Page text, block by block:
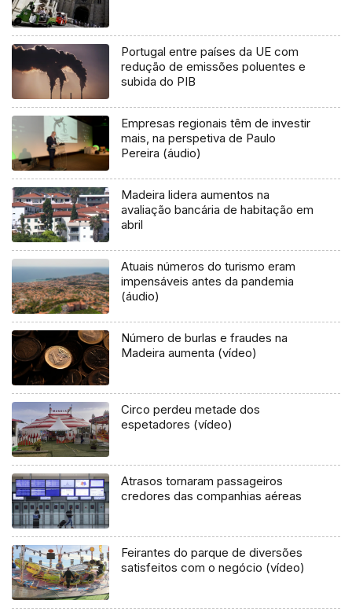
Portugal entre países da UE com
redução de emissões poluentes e
subida do PIB
Empresas regionais têm de investir
mais, na perspetiva de Paulo
Pereira (áudio)
Madeira lidera aumentos na
avaliação bancária de habitação em
abril
Atuais números do turismo eram
impensáveis antes da pandemia
(áudio)
Número de burlas e fraudes na
Madeira aumenta (vídeo)
Circo perdeu metade dos
espetadores (vídeo)
Atrasos tornaram passageiros
credores das companhias aéreas
Feirantes do parque de diversões
satisfeitos com o negócio (vídeo)